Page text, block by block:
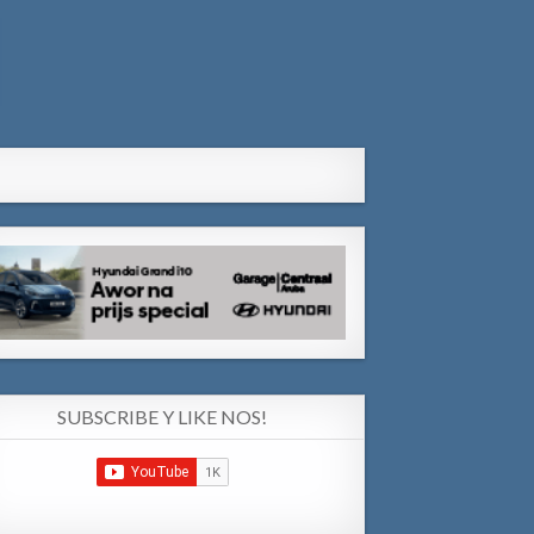
SUBSCRIBE Y LIKE NOS!